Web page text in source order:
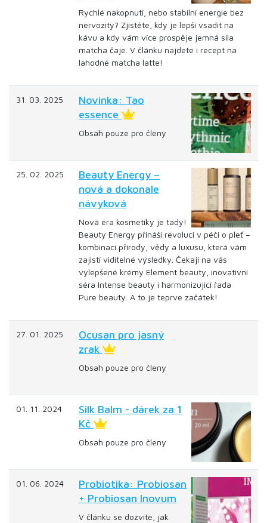
Rychlé nakopnutí, nebo stabilní energie bez
nervozity? Zjistěte, kdy je lepší vsadit na
kávu a kdy vám více prospěje jemná síla
matcha čaje. V článku najdete i recept na
lahodné matcha latte!
31. 03. 2025
Novinka: Tao
essence
Obsah pouze pro členy
25. 02. 2025
Beauty Energy –
nová a dokonale
návyková
Nová éra kosmetiky je tady!
Beauty Energy přináší revoluci v péči o pleť –
kombinaci přírody, vědy a luxusu, která vám
zajistí viditelné výsledky. Čekají na vás
vylepšené krémy Element beauty, inovativní
séra Intense beauty i harmonizující řada
Pure beauty. A to je teprve začátek!
27. 01. 2025
Ocusan pro jasný
zrak
Obsah pouze pro členy
01. 11. 2024
Silk Balm - dárek za 1
Kč
Obsah pouze pro členy
01. 06. 2024
Probiotika: Probiosan
+ Probiosan Inovum
V článku se dozvíte, jak